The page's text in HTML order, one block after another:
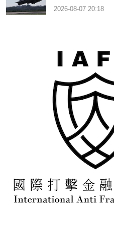
2026-08-07 20:18